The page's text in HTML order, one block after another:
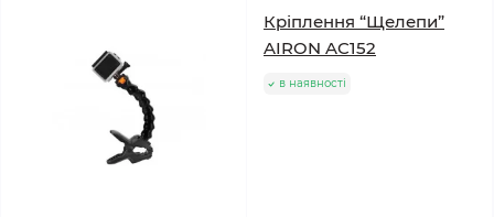
Кріплення “Щелепи”
AIRON AC152
в наявності